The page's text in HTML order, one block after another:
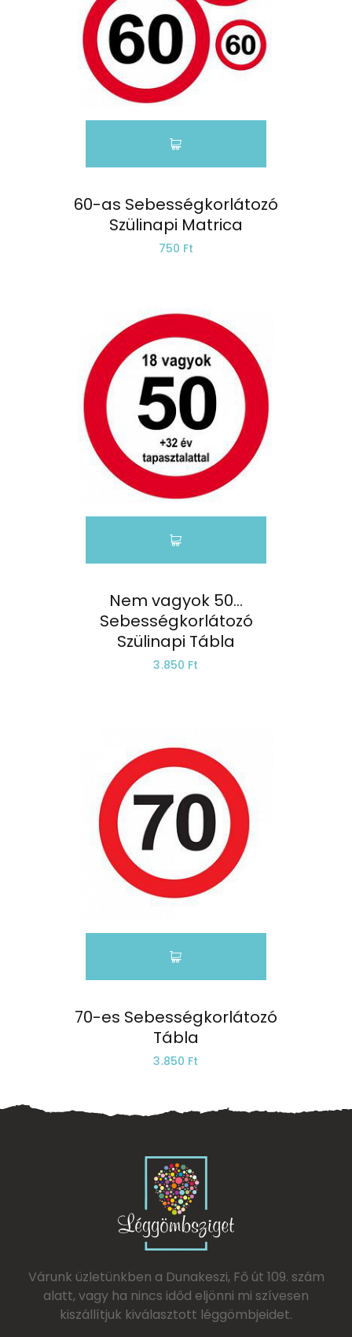
60-as Sebességkorlátozó
Szülinapi Matrica
750 Ft
Nem vagyok 50…
Sebességkorlátozó
Szülinapi Tábla
3.850 Ft
70-es Sebességkorlátozó
Tábla
3.850 Ft
Várunk üzletünkben a Dunakeszi, Fő út 109. szám
alatt, vagy ha nincs időd eljönni mi szívesen
kiszállítjuk kiválasztott léggömbjeidet.